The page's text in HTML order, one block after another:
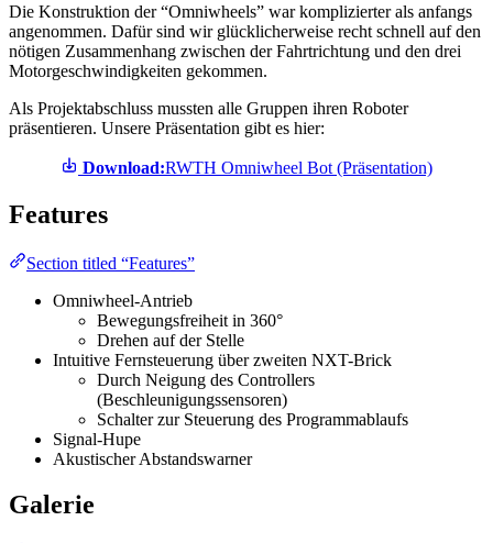
Die Konstruktion der “Omniwheels” war komplizierter als anfangs
angenommen. Dafür sind wir glücklicherweise recht schnell auf den
nötigen Zusammenhang zwischen der Fahrtrichtung und den drei
Motorgeschwindigkeiten gekommen.
Als Projektabschluss mussten alle Gruppen ihren Roboter
präsentieren. Unsere Präsentation gibt es hier:
Download:RWTH Omniwheel Bot (Präsentation)
Features
Section titled “Features”
Omniwheel-Antrieb
Bewegungsfreiheit in 360°
Drehen auf der Stelle
Intuitive Fernsteuerung über zweiten NXT-Brick
Durch Neigung des Controllers
(Beschleunigungssensoren)
Schalter zur Steuerung des Programmablaufs
Signal-Hupe
Akustischer Abstandswarner
Galerie